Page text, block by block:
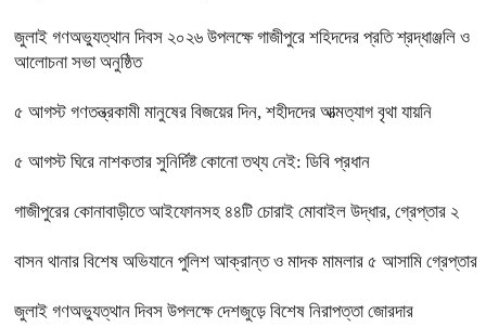
জুলাই গণঅভ্যুত্থান দিবস ২০২৬ উপলক্ষে গাজীপুরে শহিদদের প্রতি শ্রদ্ধাঞ্জলি ও
আলোচনা সভা অনুষ্ঠিত
৫ আগস্ট গণতন্ত্রকামী মানুষের বিজয়ের দিন, শহীদদের আত্মত্যাগ বৃথা যায়নি
৫ আগস্ট ঘিরে নাশকতার সুনির্দিষ্ট কোনো তথ্য নেই: ডিবি প্রধান
গাজীপুরের কোনাবাড়ীতে আইফোনসহ ৪৪টি চোরাই মোবাইল উদ্ধার, গ্রেপ্তার ২
বাসন থানার বিশেষ অভিযানে পুলিশ আক্রান্ত ও মাদক মামলার ৫ আসামি গ্রেপ্তার
জুলাই গণঅভ্যুত্থান দিবস উপলক্ষে দেশজুড়ে বিশেষ নিরাপত্তা জোরদার